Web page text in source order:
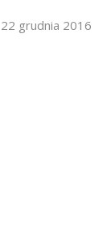
22 grudnia 2016